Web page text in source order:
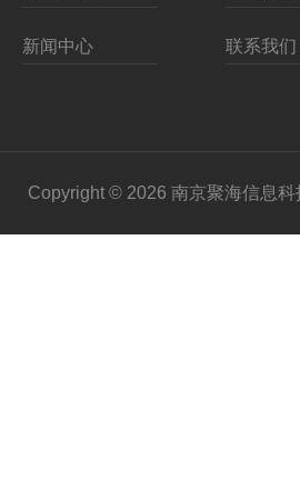
新闻中心 联系我们
Copyright © 2026 南京聚海信息